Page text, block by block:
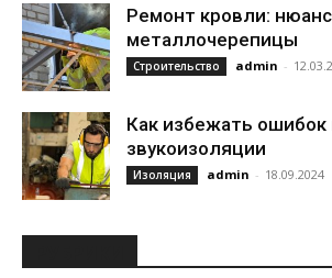
Ремонт кровли:
металлочерепицы
Строительство admin -
Как избежать ошибок
звукоизоляции
Изоляция admin - 18.09.2024